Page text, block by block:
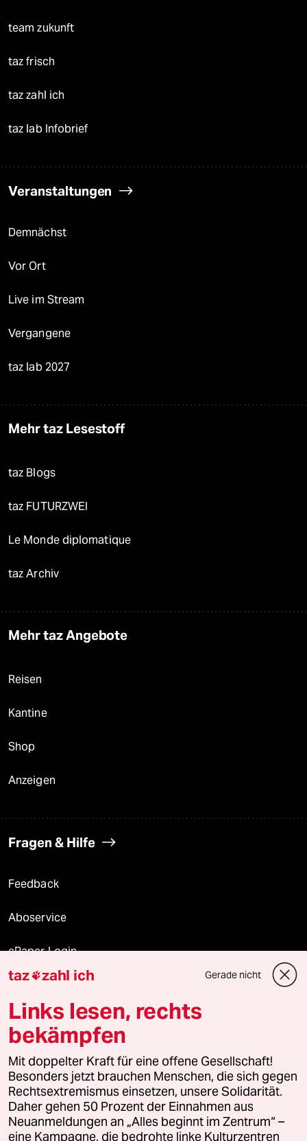
team zukunft
taz frisch
taz zahl ich
taz lab Infobrief
Veranstaltungen
Demnächst
Vor Ort
Live im Stream
Vergangene
taz lab 2027
Mehr taz Lesestoff
taz Blogs
taz FUTURZWEI
Le Monde diplomatique
taz Archiv
Mehr taz Angebote
Reisen
Kantine
Shop
Anzeigen
Fragen & Hilfe
Feedback
Aboservice
ePaper Login
Downloads für Abonnierende
© 2026 taz Verlags und Vertriebs GmbH
Alle Rechte vorbehalten. Bei rechtlichen Fragen oder für Genehmigungen
wenden Sie sich bitte an lizenzen@taz.de
Feedback Redaktionsstatut Kommune-Richtlinien
taz zahl ich Gerade nicht
Links lesen, rechts
bekämpfen
Mit doppelter Kraft für eine offene Gesellschaft!
Besonders jetzt brauchen Menschen, die sich gegen
Rechtsextremismus einsetzen, unsere Solidarität.
Daher gehen 50 Prozent der Einnahmen aus
Neuanmeldungen an „Alles beginnt im Zentrum“ –
eine Kampagne, die bedrohte linke Kulturzentren